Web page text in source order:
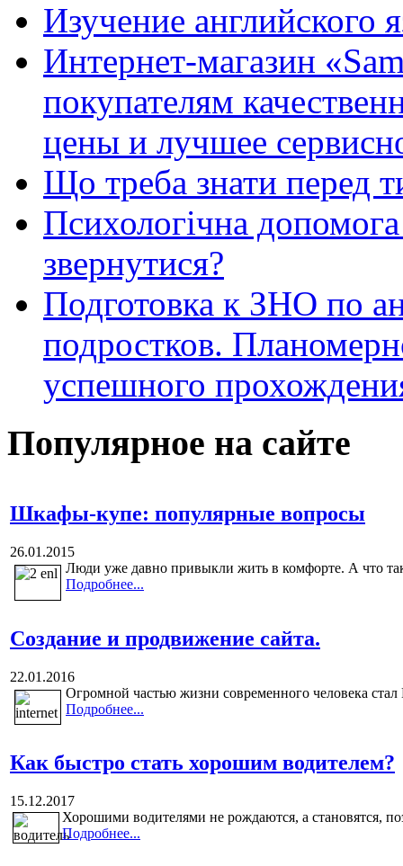
Изучение английского
Интернет-магазин
покупателям
цены и лучшее
Що треба знати перед
Психологічна
звернутися?
Подготовка к ЗНО по
подростков.
успешного
Популярное на сайте
Шкафы-купе: популярные вопросы
26.01.2015
Люди уже давно привыкли жить в комфорте. А что
Подробнее...
Создание и продвижение сайта.
22.01.2016
Огромной частью жизни современного человека
Подробнее...
Как быстро стать хорошим водителем?
15.12.2017
Хорошими водителями не рождаются, а становятся,
Подробнее...